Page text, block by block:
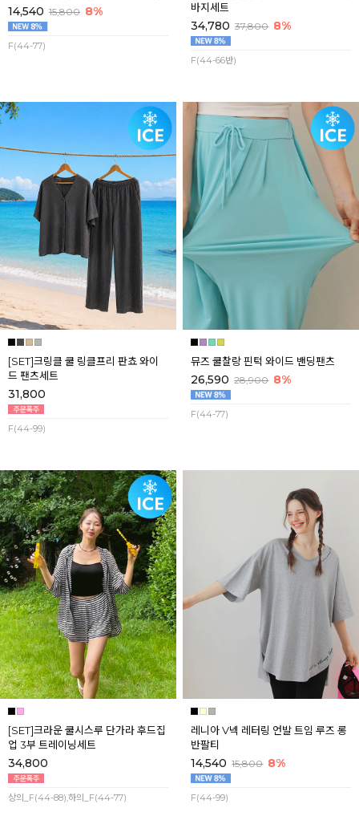
14,540 15,800 8%
F(44-77)
바지세트
34,780 37,800 8%
F(44-66반)
[SET]크링클 쿨 링클프리 판쵸 와이
드 팬츠세트
31,800
F(44-99)
뮤즈 쿨찰랑 핀턱 와이드 밴딩팬츠
26,590 28,900 8%
F(44-77)
[SET]크라운 쿨시스루 단가라 후드집
업 3부 트레이닝세트
34,800
상의_F(44-88),하의_F(44-77)
레니아 V넥 레터링 언발 트임 루즈 롱
반팔티
14,540 15,800 8%
F(44-99)